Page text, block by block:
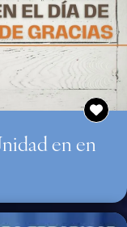
en en